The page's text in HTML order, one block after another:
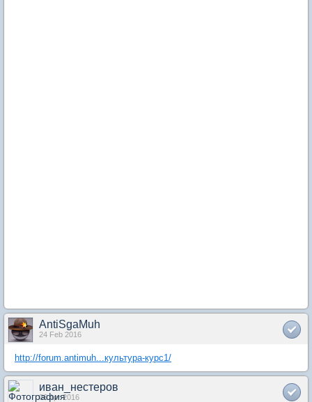
AntiSgaMuh
24 Feb 2016
http://forum.antimuh...культура-курс1/
иван_нестеров
06 Apr 2016